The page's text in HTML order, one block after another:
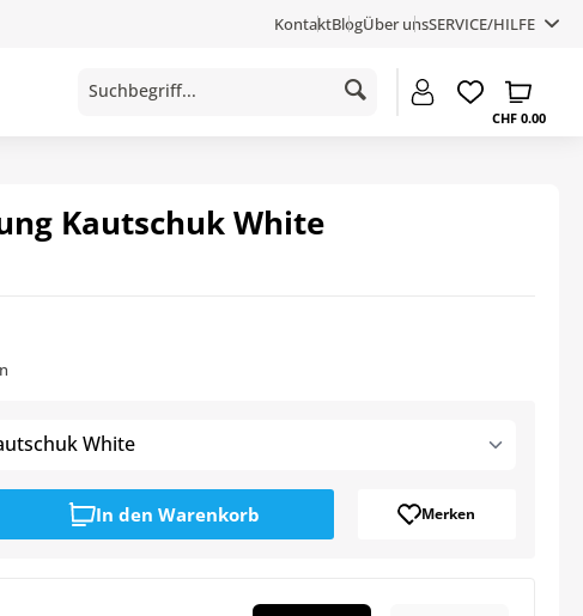
KontaktBlogÜber unsSERVICE/HILFE
CHF 0.00
Kautschuk White
White
In den Warenkorb Merken